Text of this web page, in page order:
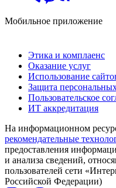
Мобильное приложение
Этика и комплаенс
Оказание услуг
Использование
Защита
Пользовательское
ИТ аккредитация
На информационном
рекомендательные
предоставления
и анализа сведений,
пользователей сети
Российской Федерации)